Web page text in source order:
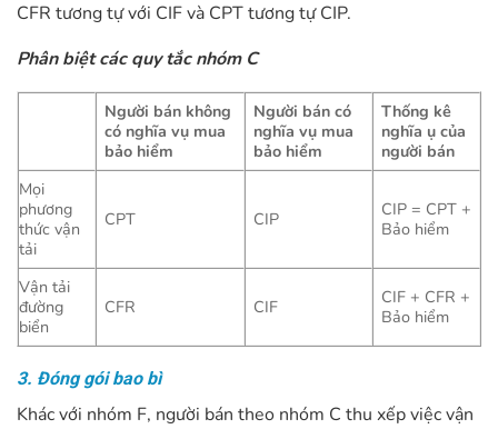
CFR tương tự với CIF và CPT tương tự CIP.
Phân biệt các quy tắc nhóm C
Người bán không
có nghĩa vụ mua
bảo hiểm
Người bán có
nghĩa vụ mua
bảo hiểm
Thống kê
nghĩa ụ của
người bán
Mọi
phương
thức vận
tải
CPT CIP
CIP = CPT +
Bảo hiểm
Vận tải
đường
biển
CFR CIF
CIF + CFR +
Bảo hiểm
3. Đóng gói bao bì
Khác với nhóm F, người bán theo nhóm C thu xếp việc vận